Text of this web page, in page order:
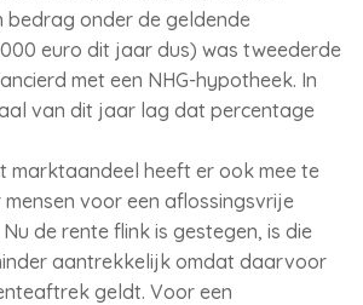
bedrag onder de geldende
euro dit jaar dus) was tweederde
met een NHG-hypotheek. In
van dit jaar lag dat percentage
marktaandeel heeft er ook mee te
voor een aflossingsvrije
de rente flink is gestegen, is die
aantrekkelijk omdat daarvoor
geldt. Voor een